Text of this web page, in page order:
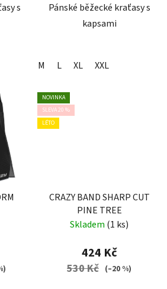
s
Pánské běžecké kraťasy s
kapsami
M L XL XXL
NOVINKA
SLEVA 20 %
LÉTO
CRAZY BAND SHARP CUT
PINE TREE
Skladem (1 ks)
424 Kč
530 Kč (–20 %)